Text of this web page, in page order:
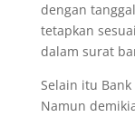
dengan
tetapkan
dalam surat
Selain itu
Namun